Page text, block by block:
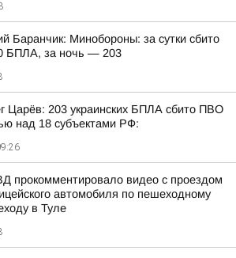
Баранчик: Минобороны: за сутки сбито
БПЛА, за ночь — 203
Царёв: 203 украинских БПЛА сбито ПВО
над 18 субъектами РФ:
прокомментировало видео с проездом
автомобиля по пешеходному
в Туле